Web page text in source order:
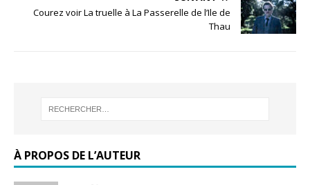
Courez voir La truelle à La Passerelle de l’Ile de
Thau
À PROPOS DE L’AUTEUR